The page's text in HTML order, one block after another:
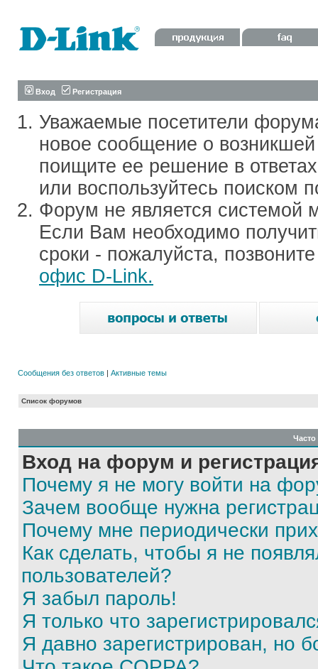
Вход Регистрация
Уважаемые посетители
новое сообщение о
поищите ее решение в
или воспользуйтесь поиском
Форум не является системой
Если Вам необходимо
сроки - пожалуйста,
офис D-Link.
Сообщения без ответов | Активные темы
Список форумов
Вход на форум и
Почему я не могу войти на
Зачем вообще нужна
Почему мне периодически
Как сделать, чтобы я не
пользователей?
Я забыл пароль!
Я только что
Я давно зарегистрирован, но